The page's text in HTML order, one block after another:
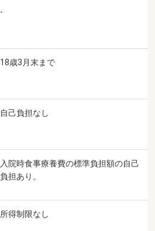
-
18歳3月末まで
自己負担なし
入院時食事療養費の標準負担額の自己
負担あり。
所得制限なし